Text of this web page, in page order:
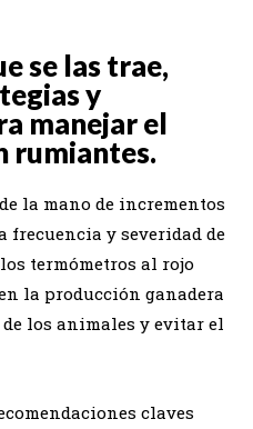
se las trae,
y
manejar el
rumiantes.
la mano de incrementos
frecuencia y severidad de
termómetros al rojo
la producción ganadera
los animales y evitar el
claves